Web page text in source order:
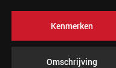
Kenmerken
Omschrijving